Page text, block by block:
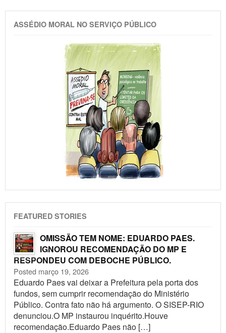
ASSÉDIO MORAL NO SERVIÇO PÚBLICO
FEATURED STORIES
OMISSÃO TEM NOME: EDUARDO PAES.
IGNOROU RECOMENDAÇÃO DO MP E
RESPONDEU COM DEBOCHE PÚBLICO.
Posted março 19, 2026
Eduardo Paes vai deixar a Prefeitura pela porta dos
fundos, sem cumprir recomendação do Ministério
Público. Contra fato não há argumento. O SISEP-RIO
denunciou.O MP instaurou inquérito.Houve
recomendação.Eduardo Paes não […]